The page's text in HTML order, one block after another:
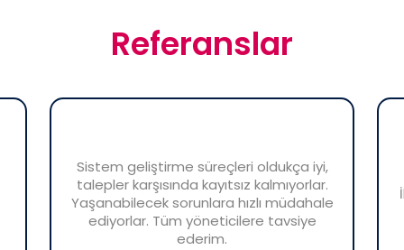
Referanslar
Sistem geliştirme süreçleri oldukça iyi,
talepler karşısında kayıtsız kalmıyorlar.
Yaşanabilecek sorunlara hızlı müdahale
ediyorlar. Tüm yöneticilere tavsiye
ederim.